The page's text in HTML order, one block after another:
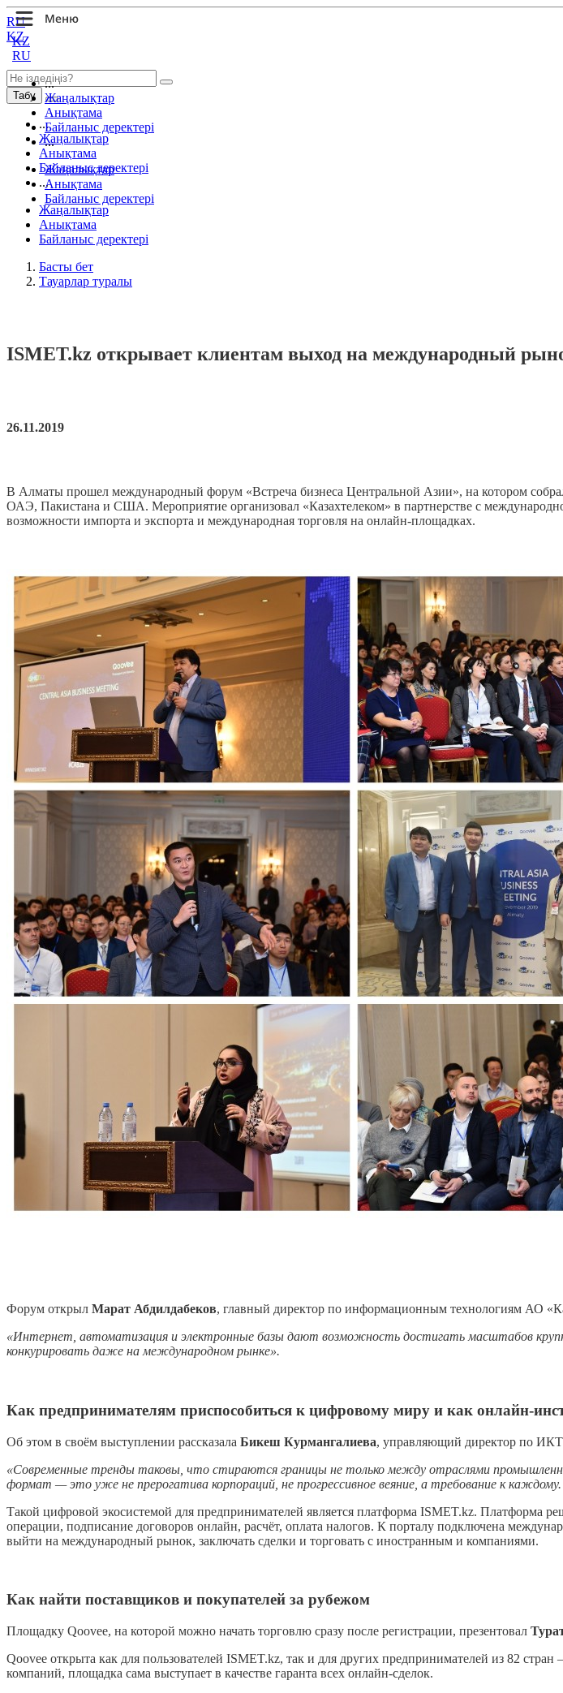
KZ
RU
...
Жаңалықтар
Анықтама
Байланыс деректері
...
Жаңалықтар
Анықтама
Байланыс деректері
RU
KZ
Табу
...
Жаңалықтар
Анықтама
Байланыс деректері
...
Жаңалықтар
Анықтама
Байланыс деректері
Басты бет
Тауарлар туралы
ISMET.kz открывает клиентам выход на международный
26.11.2019
В Алматы прошел международный форум «Встреча бизнеса Центральной Азии», на котором
ОАЭ, Пакистана и США. Мероприятие организовал «Казахтелеком» в партнерстве с
возможности импорта и экспорта и международная торговля на онлайн-площадках.
Форум открыл Марат Абдилдабеков, главный директор по информационным технологиям АО
«Интернет, автоматизация и электронные базы дают возможность достигать масштабов
конкурировать даже на международном рынке».
Как предпринимателям приспособиться к цифровому миру и как онлайн-
Об этом в своём выступлении рассказала Бикеш Курмангалиева, управляющий директор по
«Современные тренды таковы, что стираются границы не только между отраслями
формат — это уже не прерогатива корпораций, не прогрессивное веяние, а требование к
Такой цифровой экосистемой для предпринимателей является платформа ISMET.kz. Платформа
операции, подписание договоров онлайн, расчёт, оплата налогов. К порталу подключена
выйти на международный рынок, заключать сделки и торговать c иностранным и компаниями.
Как найти поставщиков и покупателей за рубежом
Площадку Qoovee, на которой можно начать торговлю сразу после регистрации, презентовал
Qoovee открыта как для пользователей ISMET.kz, так и для других предпринимателей из 82
компаний, площадка сама выступает в качестве гаранта всех онлайн-сделок.